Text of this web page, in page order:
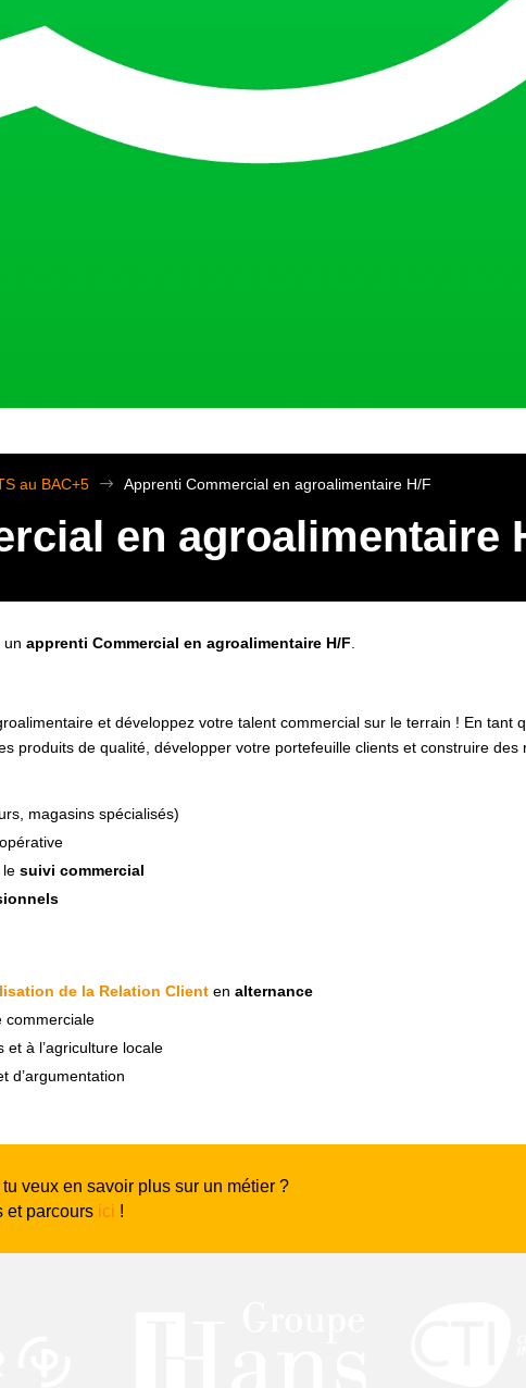
au BAC+5 $ Apprenti Commercial en agroalimentaire H/F
en agroalimentaire
unapprenti Commercial en agroalimentaire H/F
et développez votre talent commercial sur le terrain ! En tant
produits de qualité, développer votre portefeuille clients et construire des
magasins spécialisés)
lesuivi commercial
de la Relation Client enalternance
commerciale
à l’agriculture locale
d’argumentation
veux en savoir plus sur un métier ?
et parcours ici !